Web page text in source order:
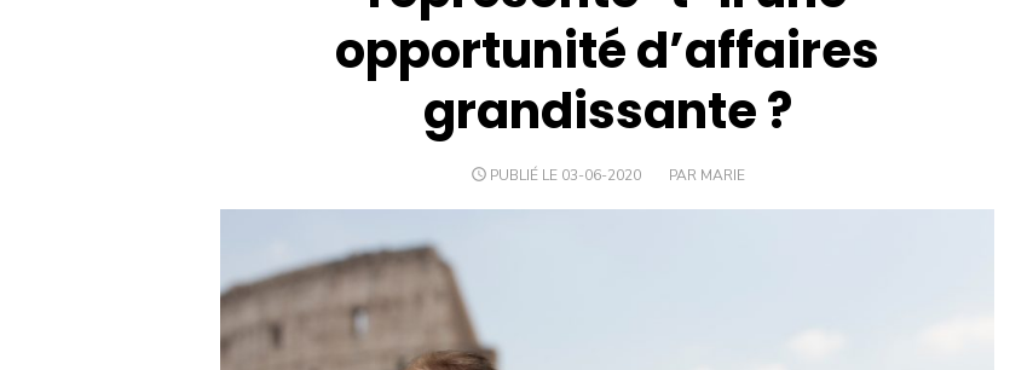
opportunité d’affaires
grandissante ?
PUBLIÉ LE 03-06-2020 PAR MARIE